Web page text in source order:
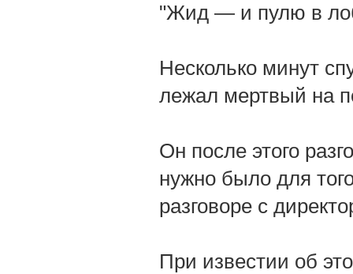
"Жид — и пулю в
Несколько минут
лежал мертвый на
Он после этого
нужно было для
разговоре с
При известии об